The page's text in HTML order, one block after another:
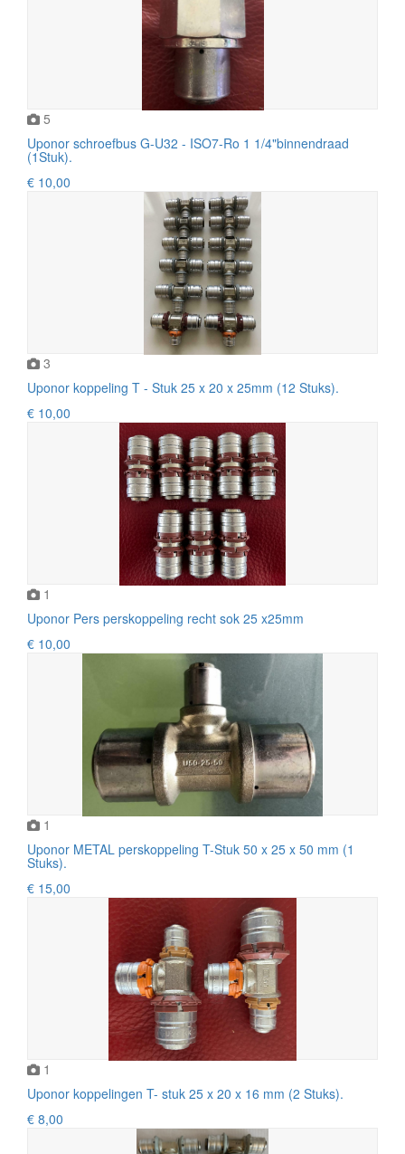
5
Uponor schroefbus G-U32 - ISO7-Ro 1 1/4"binnendraad
(1Stuk).
€ 10,00
3
Uponor koppeling T - Stuk 25 x 20 x 25mm (12 Stuks).
€ 10,00
1
Uponor Pers perskoppeling recht sok 25 x25mm
€ 10,00
1
Uponor METAL perskoppeling T-Stuk 50 x 25 x 50 mm (1
Stuks).
€ 15,00
1
Uponor koppelingen T- stuk 25 x 20 x 16 mm (2 Stuks).
€ 8,00